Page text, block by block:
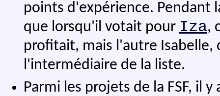
points d'expérience. Pendant
que lorsqu'il votait pour Iza,
profitait, mais l'autre Isabelle,
l'intermédiaire de la liste.
Parmi les projets de la FSF, il y